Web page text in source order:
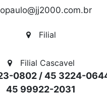
SANTA ROSA
GUARACI
RIOS DO
MOURÃO
Filial
Filial Cascavel
0802 / 45 3224-
45 99922-2031